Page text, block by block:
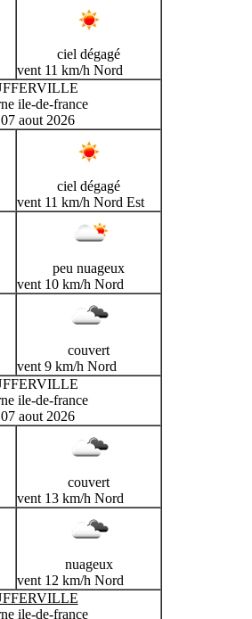
ciel dégagé
vent 11 km/h Nord
ile-de-france
aout 2026
ciel dégagé
vent 11 km/h Nord Est
peu nuageux
vent 10 km/h Nord
couvert
vent 9 km/h Nord
ile-de-france
aout 2026
couvert
vent 13 km/h Nord
nuageux
vent 12 km/h Nord
ile-de-france